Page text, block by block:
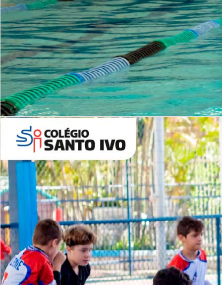
Período Integral | Saiba mais
INSTITUCIONAL
Lista de vídeos
NOSSOCANAL